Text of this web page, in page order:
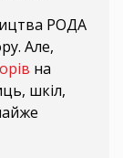
РОДА
Але,
на
шкіл,